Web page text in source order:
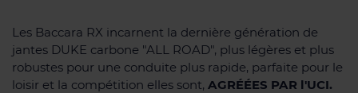
Les Baccara RX incarnent la dernière génération de
jantes DUKE carbone "ALL ROAD", plus légères et plus
robustes pour une conduite plus rapide, parfaite pour le
loisir et la compétition elles sont, AGRÉÉES PAR l'UCI.